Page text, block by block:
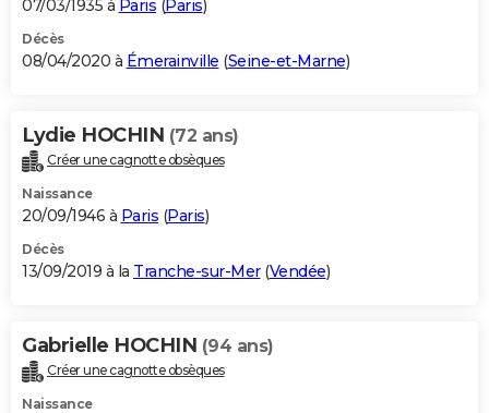
07/03/1935 à Paris (Paris)
Décès
08/04/2020 à Émerainville (Seine-et-Marne)
Lydie HOCHIN (72 ans)
Créer une cagnotte obsèques
Naissance
20/09/1946 à Paris (Paris)
Décès
13/09/2019 à la Tranche-sur-Mer(Vendée)
Gabrielle HOCHIN (94 ans)
Créer une cagnotte obsèques
Naissance